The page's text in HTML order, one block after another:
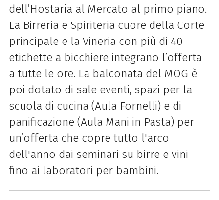
dell’Hostaria al Mercato al primo piano.
La Birreria e Spiriteria cuore della Corte
principale e la Vineria con più di 40
etichette a bicchiere integrano l’offerta
a tutte le ore. La balconata del MOG è
poi dotato di sale eventi, spazi per la
scuola di cucina (Aula Fornelli) e di
panificazione (Aula Mani in Pasta) per
un’offerta che copre tutto l'arco
dell'anno dai seminari su birre e vini
fino ai laboratori per bambini.